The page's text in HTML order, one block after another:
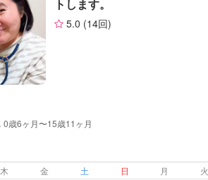
可能
対応不可
自治体届出済ベビーシッター
保育士
早朝対応
子育て経験
トします。
5.0 (14回)
0歳6ヶ月〜15歳11ヶ月
木 金 土 日 月